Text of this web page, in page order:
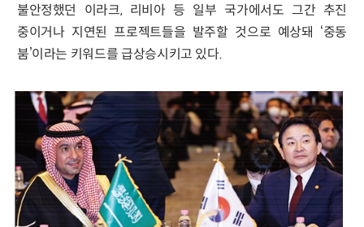
불안정했던 이라크, 리비아 등 일부 국가에서도 그간 추진
중이거나 지연된 프로젝트들을 발주할 것으로 예상돼 ‘중동
붐’이라는 키워드를 급상승시키고 있다.